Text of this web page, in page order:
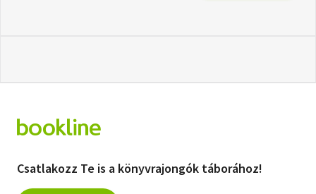
Csatlakozz Te is a könyvrajongók táborához!